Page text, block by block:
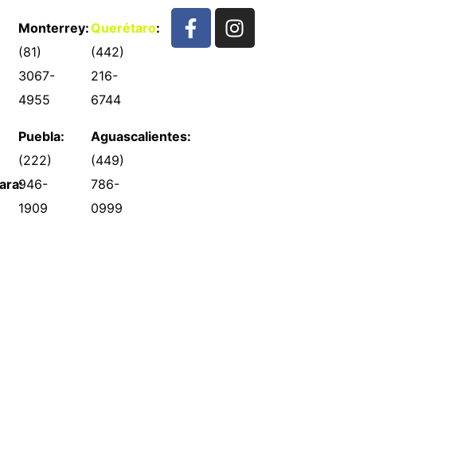
Monterrey:
(81)
3067-
4955
Puebla:
(222)
946-
1909
Querétaro:
(442)
216-
6744
Aguascalientes:
(449)
786-
0999